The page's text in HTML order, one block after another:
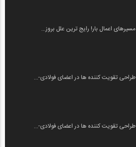
مسیرهای اعمال بار! رایج ترین علل بروز...
طراحی تقویت کننده ها در اعضای فولادی-...
طراحی تقویت کننده ها در اعضای فولادی-...